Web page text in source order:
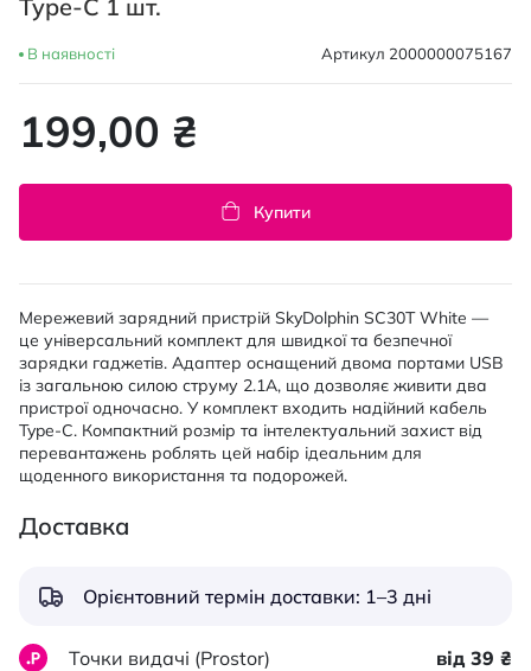
Type-C 1 шт.
В наявності Артикул 2000000075167
199,00 ₴
Купити
Мережевий зарядний пристрій SkyDolphin SC30T White —
це універсальний комплект для швидкої та безпечної
зарядки гаджетів. Адаптер оснащений двома портами USB
із загальною силою струму 2.1A, що дозволяє живити два
пристрої одночасно. У комплект входить надійний кабель
Type-C. Компактний розмір та інтелектуальний захист від
перевантажень роблять цей набір ідеальним для
щоденного використання та подорожей.
Доставка
Орієнтовний термін доставки: 1–3 дні
Точки видачі (Prostor) від 39 ₴